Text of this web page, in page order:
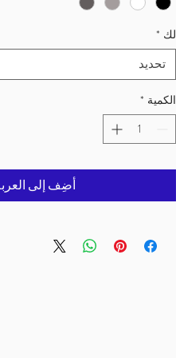
لك *
تحديد
الكمية *
أضِف إلى